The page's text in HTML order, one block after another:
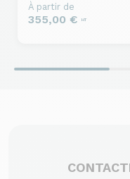
À partir de
355,00 € HT